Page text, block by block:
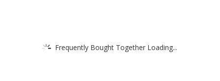
Frequently Bought Together Loading...